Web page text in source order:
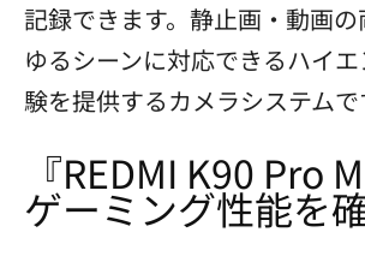
記録できます。静止画・動画の
ゆるシーンに対応できるハイ
験を提供するカメラシステムで
『REDMI K90 Pro
ゲーミング性能を